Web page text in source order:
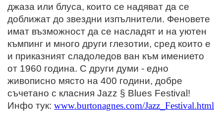
джаза или блуса, които се надяват да се
доближат до звездни изпълнители. Феновете
имат възможност да се насладят и на уютен
къмпинг и много други глезотии, сред които е
и приказният сладоледов ван към имението
от 1960 година. С други думи - едно
живописно място на 400 години, добре
съчетано с класния Jazz § Blues Festival!
Инфо тук: www.burtonagnes.com/Jazz_Festival.html